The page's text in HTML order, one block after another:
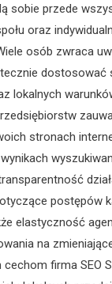
sobie przede
oraz
osób zwraca
dostosować
lokalnych
stronach
postępów
elastyczność
na
cechom firma SEO